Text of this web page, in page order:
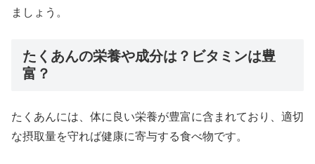
ましょう。
たくあんの栄養や成分は？ビタミンは豊
富？
たくあんには、体に良い栄養が豊富に含まれており、適切
な摂取量を守れば健康に寄与する食べ物です。